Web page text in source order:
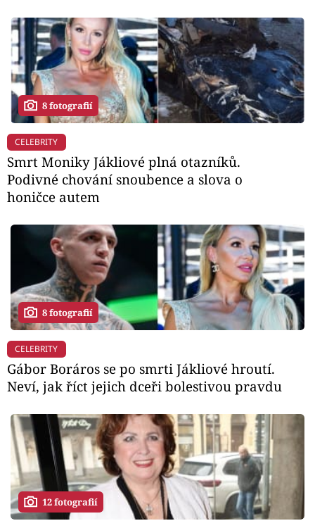
8 fotografií
CELEBRITY
Smrt Moniky Jákliové plná otazníků.
Podivné chování snoubence a slova o
honičce autem
8 fotografií
CELEBRITY
Gábor Boráros se po smrti Jákliové hroutí.
Neví, jak říct jejich dceři bolestivou pravdu
12 fotografií